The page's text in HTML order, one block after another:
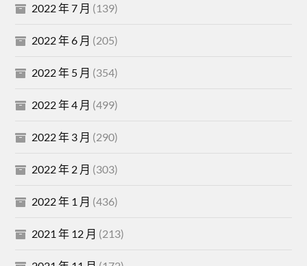
2022 年 7 月 (139)
2022 年 6 月 (205)
2022 年 5 月 (354)
2022 年 4 月 (499)
2022 年 3 月 (290)
2022 年 2 月 (303)
2022 年 1 月 (436)
2021 年 12 月 (213)